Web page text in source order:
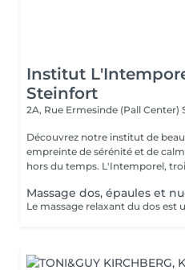
Institut
Steinfort
2A, Rue Ermesinde (Pall Center)
Découvrez notre institut de
empreinte de sérénité et de
hors du temps. L'Intemporel,
Massage dos, épaules et